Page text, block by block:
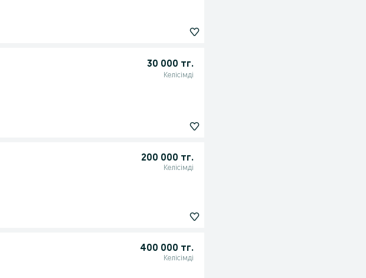
30 000 тг.
Келісімді
200 000 тг.
Келісімді
400 000 тг.
Келісімді